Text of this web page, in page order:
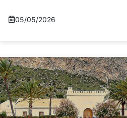
05/05/2026